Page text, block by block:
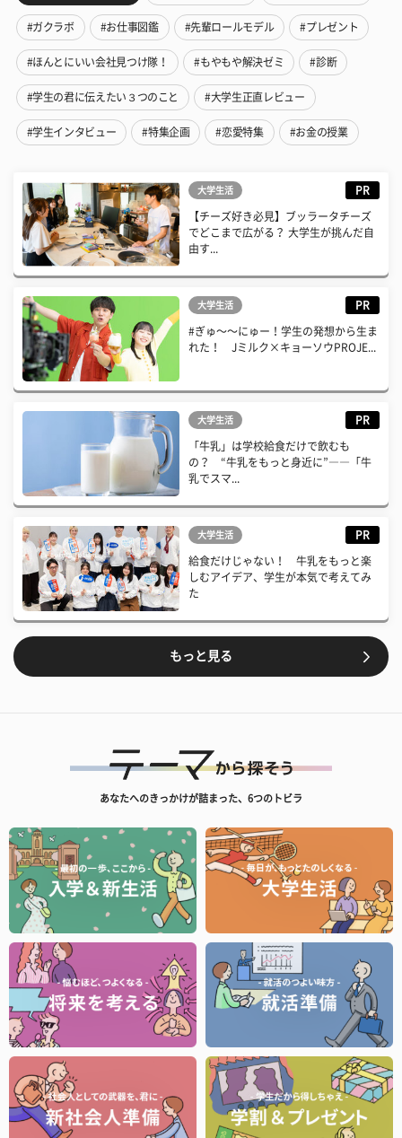
#ガクラボ #お仕事図鑑 #先輩ロールモデル #プレゼント
#ほんとにいい会社見つけ隊！ #もやもや解決ゼミ #診断
#学生の君に伝えたい３つのこと #大学生正直レビュー
#学生インタビュー #特集企画 #恋愛特集 #お金の授業
大学生活 PR
【チーズ好き必見】ブッラータチーズ
でどこまで広がる？ 大学生が挑んだ自
由す...
大学生活 PR
#ぎゅ〜〜にゅー！学生の発想から生ま
れた！ Jミルク×キョーソウPROJE...
大学生活 PR
「牛乳」は学校給食だけで飲むも
の？ “牛乳をもっと身近に”――「牛
乳でスマ...
大学生活 PR
給食だけじゃない！ 牛乳をもっと楽
しむアイデア、学生が本気で考えてみ
た
もっと見る
あなたへのきっかけが詰まった、6つのトビラ